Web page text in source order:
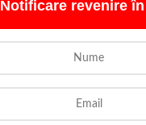
Notificare revenire